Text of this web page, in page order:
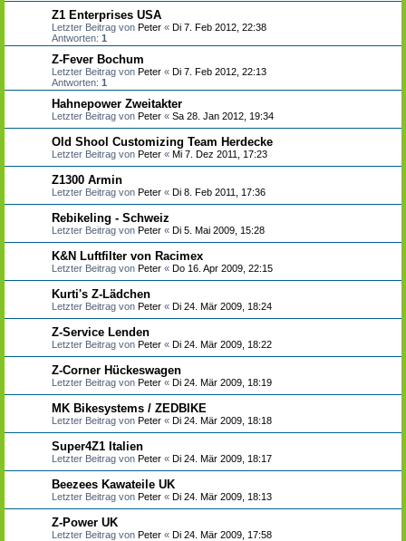
Z1 Enterprises USA
Letzter Beitrag von Peter « Di 7. Feb 2012, 22:38
Antworten: 1
Z-Fever Bochum
Letzter Beitrag von Peter « Di 7. Feb 2012, 22:13
Antworten: 1
Hahnepower Zweitakter
Letzter Beitrag von Peter « Sa 28. Jan 2012, 19:34
Old Shool Customizing Team Herdecke
Letzter Beitrag von Peter « Mi 7. Dez 2011, 17:23
Z1300 Armin
Letzter Beitrag von Peter « Di 8. Feb 2011, 17:36
Rebikeling - Schweiz
Letzter Beitrag von Peter « Di 5. Mai 2009, 15:28
K&N Luftfilter von Racimex
Letzter Beitrag von Peter « Do 16. Apr 2009, 22:15
Kurti's Z-Lädchen
Letzter Beitrag von Peter « Di 24. Mär 2009, 18:24
Z-Service Lenden
Letzter Beitrag von Peter « Di 24. Mär 2009, 18:22
Z-Corner Hückeswagen
Letzter Beitrag von Peter « Di 24. Mär 2009, 18:19
MK Bikesystems / ZEDBIKE
Letzter Beitrag von Peter « Di 24. Mär 2009, 18:18
Super4Z1 Italien
Letzter Beitrag von Peter « Di 24. Mär 2009, 18:17
Beezees Kawateile UK
Letzter Beitrag von Peter « Di 24. Mär 2009, 18:13
Z-Power UK
Letzter Beitrag von Peter « Di 24. Mär 2009, 17:58